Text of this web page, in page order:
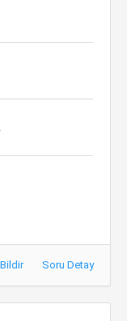
Soru Detay